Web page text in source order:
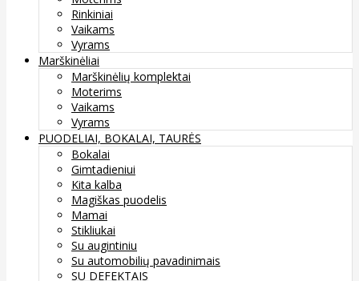
Rinkiniai
Vaikams
Vyrams
Marškinėliai
Marškinėlių komplektai
Moterims
Vaikams
Vyrams
PUODELIAI, BOKALAI, TAURĖS
Bokalai
Gimtadieniui
Kita kalba
Magiškas puodelis
Mamai
Stikliukai
Su augintiniu
Su automobilių pavadinimais
SU DEFEKTAIS